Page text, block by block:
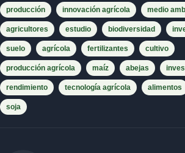
producción innovación agrícola medio
agricultores estudio biodiversidad
suelo agrícola fertilizantes cultivo
producción agrícola maíz abejas
rendimiento tecnología agrícola alimentos
soja